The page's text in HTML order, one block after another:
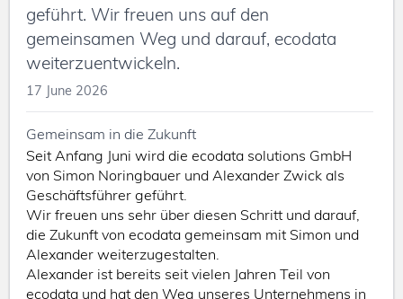
Installer
login
geführt. Wir freuen uns auf den
gemeinsamen Weg und darauf, ecodata
weiterzuentwickeln.
17 June 2026
Gemeinsam in die Zukunft
Seit Anfang Juni wird die ecodata solutions GmbH
von Simon Noringbauer und Alexander Zwick als
Geschäftsführer geführt.
Wir freuen uns sehr über diesen Schritt und darauf,
die Zukunft von ecodata gemeinsam mit Simon und
Alexander weiterzugestalten.
Alexander ist bereits seit vielen Jahren Teil von
ecodata und hat den Weg unseres Unternehmens in